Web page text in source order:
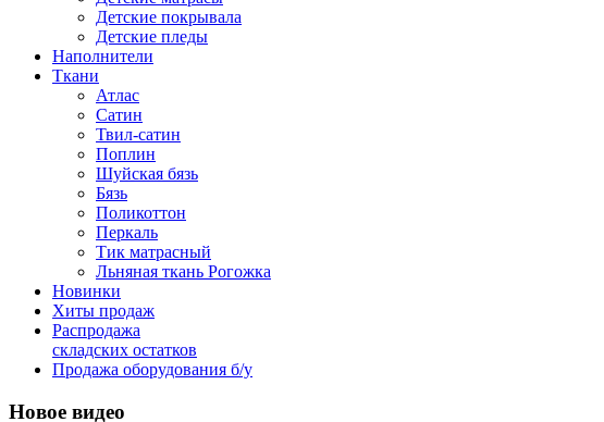
Детские покрывала
Детские пледы
Наполнители
Ткани
Атлас
Сатин
Твил-сатин
Поплин
Шуйская бязь
Бязь
Поликоттон
Перкаль
Тик матрасный
Льняная ткань Рогожка
Новинки
Хиты продаж
Распродажа
складских остатков
Продажа оборудования б/у
Новое видео